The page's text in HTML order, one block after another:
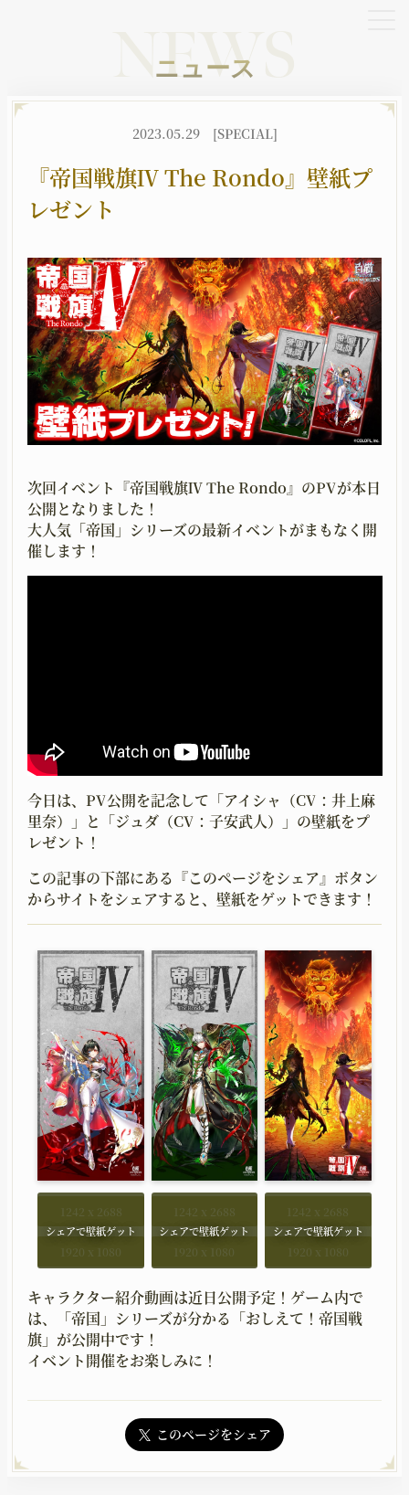
HOME
BATTLE
バトル
CHARACTER
キャラクター
JOB
職種
WORLD
世界観
UPGRADING GOODS
MOVIE
ムービー 二次創作ガイドライン
YouTube TikTok
NEWS
ニュース
2023.05.29 [SPECIAL]
『帝国戦旗Ⅳ The Rondo』壁紙プ
レゼント
次回イベント『帝国戦旗Ⅳ The Rondo』のPVが本日
公開となりました！
大人気「帝国」シリーズの最新イベントがまもなく開
催します！
今日は、PV公開を記念して「アイシャ（CV：井上麻
里奈）」と「ジュダ（CV：子安武人）」の壁紙をプ
レゼント！
この記事の下部にある『このページをシェア』ボタン
からサイトをシェアすると、壁紙をゲットできます！
1242 x 2688
1920 x 1080
1242 x 2688
1920 x 1080
1242 x 2688
1920 x 1080
キャラクター紹介動画は近日公開予定！ゲーム内で
は、「帝国」シリーズが分かる「おしえて！帝国戦
旗」が公開中です！
イベント開催をお楽しみに！
このページをシェア